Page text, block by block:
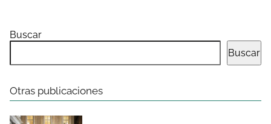
Buscar
Buscar
Otras publicaciones